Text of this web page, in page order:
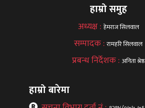
हाम्रो समुह
अध्यक्ष : हेमराज सिलवाल
सम्पादक :रामहरि सिलवाल
प्रबन्ध निर्देशक : अनिता श्रेष्ठ
हाम्रो बारेमा